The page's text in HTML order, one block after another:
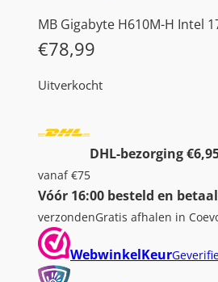
MB Gigabyte H610M-H Intel
€78,99
Uitverkocht
DHL-bezorging
vanaf €75
Vóór 16:00 besteld en
verzondenGratis afhalen in
WebwinkelKeur